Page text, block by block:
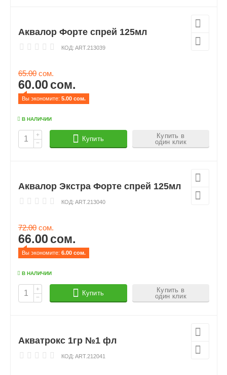
Аквалор Форте спрей 125мл
КОД: ART.213039
65.00 сом.
60.00сом.
Вы экономите: 5.00 сом.
В НАЛИЧИИ
+
−
Купить
Купить в
один клик
Аквалор Экстра Форте спрей 125мл
КОД: ART.213040
72.00 сом.
66.00сом.
Вы экономите: 6.00 сом.
В НАЛИЧИИ
+
−
Купить
Купить в
один клик
Акватрокс 1гр №1 фл
КОД: ART.212041